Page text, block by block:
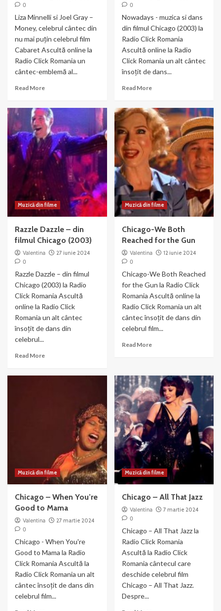
0
Liza Minnelli si Joel Gray –
Money, celebrul cântec din
nu mai puțin celebrul film
Cabaret Ascultă online la
Radio Click Romania un
cântec-emblemă al...
Read MoreRead
Liza
Minnelli
si
Joel
Gray
–
0
Nowadays - muzica si dans
din filmul Chicago (2003) la
Radio Click Romania
Ascultă online la Radio
Click Romania un alt cântec
însoțit de dans...
Read MoreRead
Nowadays
–
muzica
si
dans
din
Chicago
Muzică din filme
Razzle Dazzle – din
filmul Chicago (2003)
Valentina
27 iunie 2024
0
Razzle Dazzle – din filmul
Chicago (2003) la Radio
Click Romania Ascultă
online la Radio Click
Romania un alt cântec
însoțit de dans din
celebrul...
Read MoreRead
Muzică din filme
Chicago-We Both
Reached for the Gun
Valentina
12 iunie 2024
0
Chicago-We Both Reached
for the Gun la Radio Click
Romania Ascultă online la
Radio Click Romania un alt
cântec însoțit de dans din
celebrul film...
Read MoreRead
We
Both
Reached
for
the
Gun
Muzică din filme
Chicago – When You’re
Good to Mama
Valentina
27 martie 2024
0
Chicago - When You're
Good to Mama la Radio
Click Romania Ascultă la
Radio Click Romania un alt
cântec însoțit de dans din
celebrul film...
Muzică din filme
Chicago – All That Jazz
Valentina
7 martie 2024
0
Chicago – All That Jazz la
Radio Click Romania
Ascultă la Radio Click
Romania cântecul care
deschide celebrul film
Chicago – All That Jazz.
Despre...